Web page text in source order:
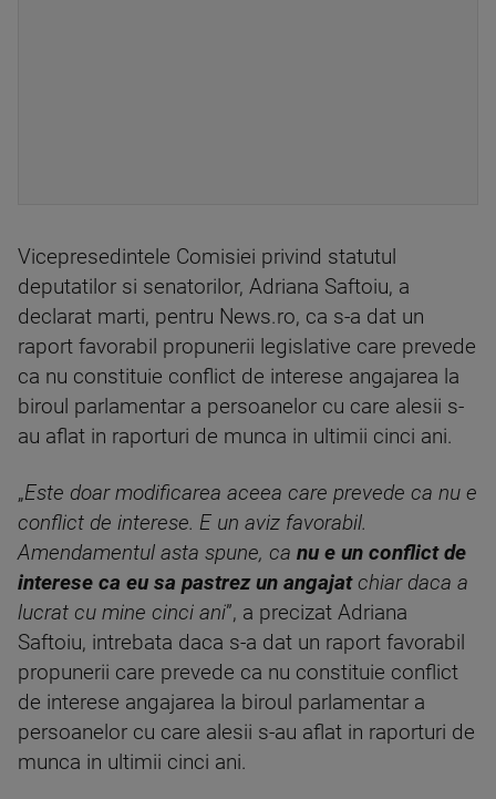
Vicepresedintele Comisiei privind statutul
deputatilor si senatorilor, Adriana Saftoiu, a
declarat marti, pentru News.ro, ca s-a dat un
raport favorabil propunerii legislative care prevede
ca nu constituie conflict de interese angajarea la
biroul parlamentar a persoanelor cu care alesii s-
au aflat in raporturi de munca in ultimii cinci ani.
„Este doar modificarea aceea care prevede ca nu e
conflict de interese. E un aviz favorabil.
Amendamentul asta spune, ca nu e un conflict de
interese ca eu sa pastrez un angajatchiar daca a
lucrat cu mine cinci ani”, a precizat Adriana
Saftoiu, intrebata daca s-a dat un raport favorabil
propunerii care prevede ca nu constituie conflict
de interese angajarea la biroul parlamentar a
persoanelor cu care alesii s-au aflat in raporturi de
munca in ultimii cinci ani.